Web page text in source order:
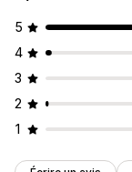
5
4
3
2
1